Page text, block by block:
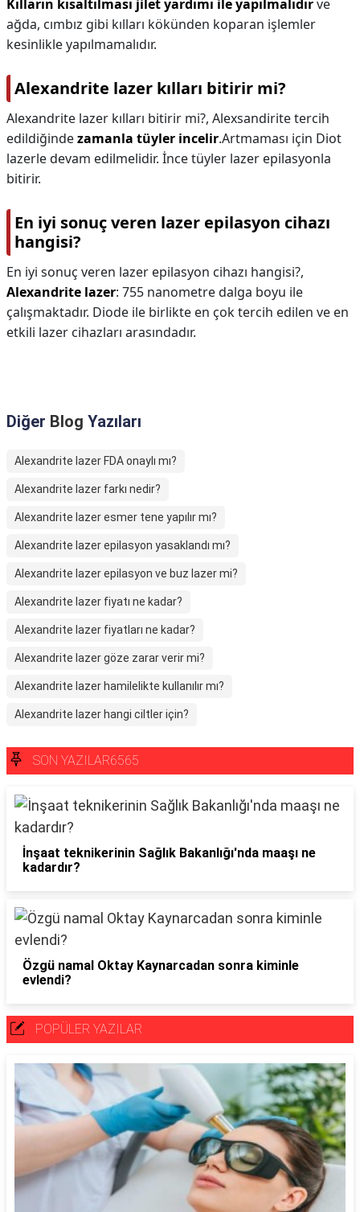
Kılların kısaltılması jilet yardımı ile yapılmalıdırve
ağda, cımbız gibi kılları kökünden koparan işlemler
kesinlikle yapılmamalıdır.
Alexandrite lazer kılları bitirir mi?
Alexandrite lazer kılları bitirir mi?, Alexsandirite tercih
edildiğindezamanla tüyler incelir.Artmaması için Diot
lazerle devam edilmelidir. İnce tüyler lazer epilasyonla
bitirir.
En iyi sonuç veren lazer epilasyon cihazı
hangisi?
En iyi sonuç veren lazer epilasyon cihazı hangisi?,
Alexandrite lazer: 755 nanometre dalga boyu ile
çalışmaktadır. Diode ile birlikte en çok tercih edilen ve en
etkili lazer cihazları arasındadır.
Diğer Blog Yazıları
Alexandrite lazer FDA onaylı mı?
Alexandrite lazer farkı nedir?
Alexandrite lazer esmer tene yapılır mı?
Alexandrite lazer epilasyon yasaklandı mı?
Alexandrite lazer epilasyon ve buz lazer mi?
Alexandrite lazer fiyatı ne kadar?
Alexandrite lazer fiyatları ne kadar?
Alexandrite lazer göze zarar verir mi?
Alexandrite lazer hamilelikte kullanılır mı?
Alexandrite lazer hangi ciltler için?
SON YAZILAR6565
İnşaat teknikerinin Sağlık Bakanlığı'nda maaşı ne
kadardır?
Özgü namal Oktay Kaynarcadan sonra kiminle
evlendi?
POPÜLER YAZILAR